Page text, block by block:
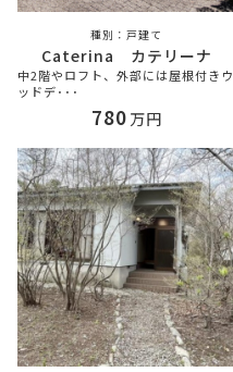
戸建て
Caterina カテリーナ
中2階やロフト、外部には屋根付きウ
ッドデ･･･
780 万円